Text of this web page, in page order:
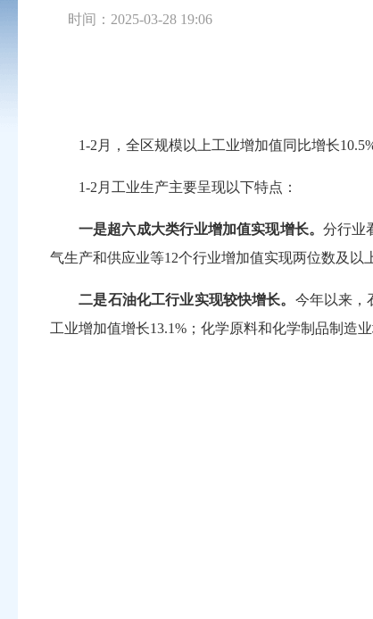
时间：2025-03-28 19:06
1-2月，全区规模以上工业增加值同比增长10.5%
1-2月工业生产主要呈现以下特点：
一是超六成大类行业增加值实现增长。 分行业
气生产和供应业等12个行业增加值实现两位数及以
二是石油化工行业实现较快增长。 今年以来，
工业增加值增长13.1%；化学原料和化学制品制造